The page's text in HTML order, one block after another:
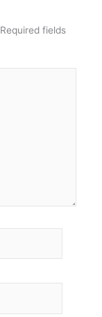
Required fields